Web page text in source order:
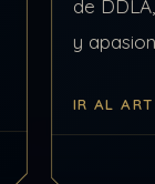
de
y
por Inés.
IR AL